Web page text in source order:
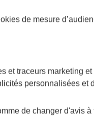
de mesure
et traceurs marketing
personnalisées et
de changer d'avis